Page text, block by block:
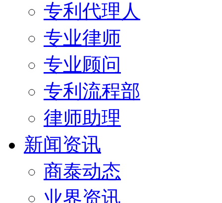
专利代理人
专业律师
专业顾问
专利流程部
律师助理
新闻资讯
商泰动态
业界资讯